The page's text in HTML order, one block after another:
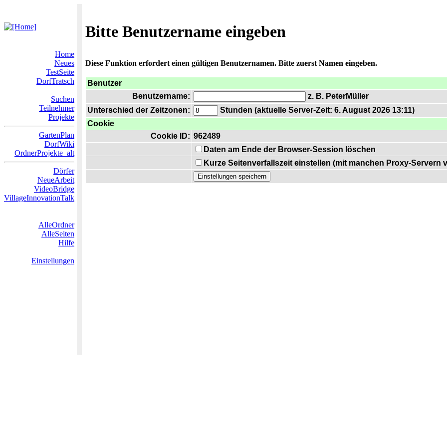
Bitte Benutzername eingeben
Home
Neues
TestSeite
DorfTratsch
Suchen
Teilnehmer
Projekte
GartenPlan
DorfWiki
OrdnerProjekte_alt
Dörfer
NeueArbeit
VideoBridge
VillageInnovationTalk
AlleOrdner
AlleSeiten
Hilfe
Einstellungen
Diese Funktion erfordert einen gültigen Benutzernamen. Bitte zuerst Namen eingeben.
Benutzer
Benutzername:
z. B. PeterMüller
Unterschied der Zeitzonen:
Stunden (aktuelle Server-Zeit: 6. August 2026 13:11)
Cookie
Cookie ID: 962489
Daten am Ende der Browser-Session löschen
Kurze Seitenverfallszeit einstellen (mit manchen Proxy-Servern